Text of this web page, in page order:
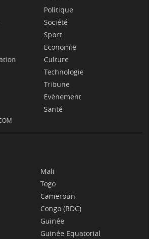
Politique
Société
Sport
Economie
Culture
Technologie
Tribune
Evènement
Santé
Mali
Togo
Cameroun
Congo (RDC)
Guinée
Guinée Equatorial